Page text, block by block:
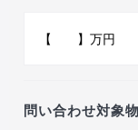
問い合わせ対象